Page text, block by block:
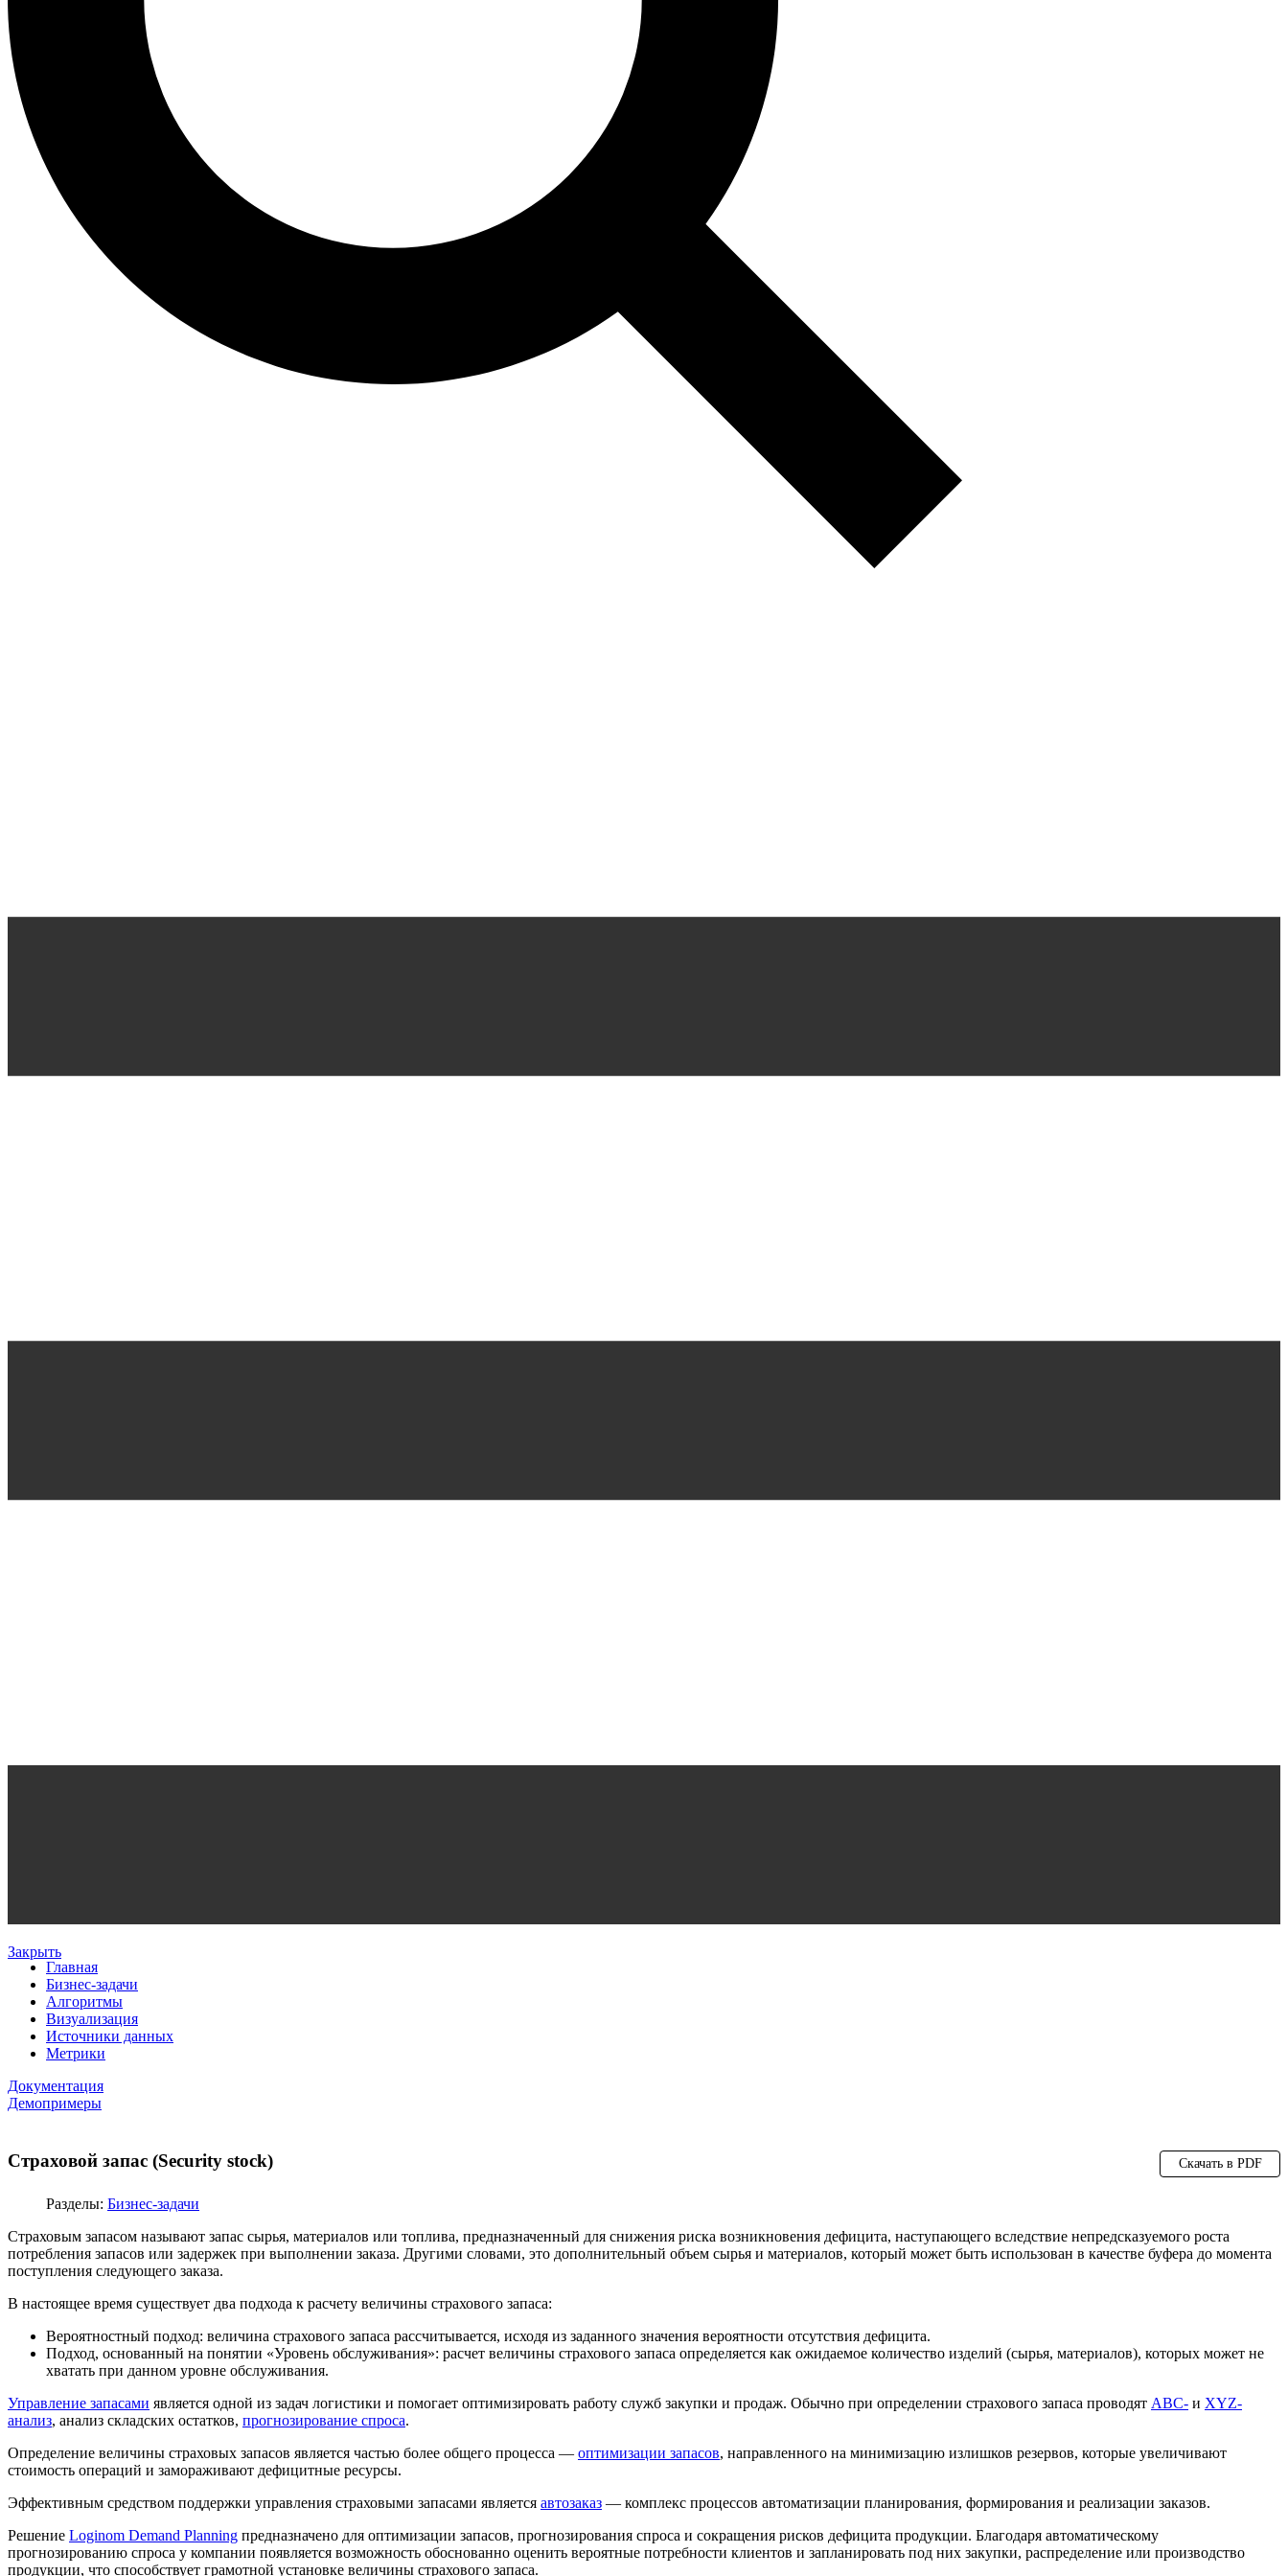
Закрыть
Главная
Бизнес-задачи
Алгоритмы
Визуализация
Источники данных
Метрики
Документация
Демопримеры
Страховой запас (Security stock) Скачать в PDF
Разделы: Бизнес-задачи
Страховым запасом называют запас сырья, материалов или топлива, предназначенный для снижения риска возникновения дефицита, наступающего вследствие непредсказуемого роста
потребления запасов или задержек при выполнении заказа. Другими словами, это дополнительный объем сырья и материалов, который может быть использован в качестве буфера до момента
поступления следующего заказа.
В настоящее время существует два подхода к расчету величины страхового запаса:
Вероятностный подход: величина страхового запаса рассчитывается, исходя из заданного значения вероятности отсутствия дефицита.
Подход, основанный на понятии «Уровень обслуживания»: расчет величины страхового запаса определяется как ожидаемое количество изделий (сырья, материалов), которых может не
хватать при данном уровне обслуживания.
Управление запасами является одной из задач логистики и помогает оптимизировать работу служб закупки и продаж. Обычно при определении страхового запаса проводят ABC- и XYZ-
анализ, анализ складских остатков, прогнозирование спроса.
Определение величины страховых запасов является частью более общего процесса — оптимизации запасов, направленного на минимизацию излишков резервов, которые увеличивают
стоимость операций и замораживают дефицитные ресурсы.
Эффективным средством поддержки управления страховыми запасами является автозаказ — комплекс процессов автоматизации планирования, формирования и реализации заказов.
Решение Loginom Demand Planning предназначено для оптимизации запасов, прогнозирования спроса и сокращения рисков дефицита продукции. Благодаря автоматическому
прогнозированию спроса у компании появляется возможность обоснованно оценить вероятные потребности клиентов и запланировать под них закупки, распределение или производство
продукции, что способствует грамотной установке величины страхового запаса.